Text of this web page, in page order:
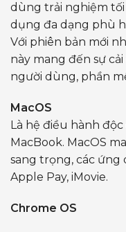
dùng trải nghiệm tối
dụng đa dạng phù
Với phiên bản mới
này mang đến sự
người dùng, phần
MacOS
Là hệ điều hành
MacBook. MacOS
sang trọng, các
Apple Pay, iMovie.
Chrome OS